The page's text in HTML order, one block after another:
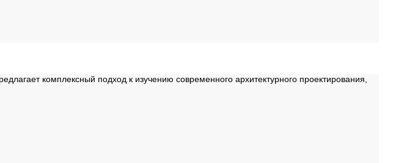
комплексный подход к изучению современного архитектурного проектирования,